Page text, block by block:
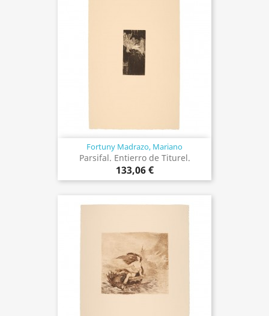
Fortuny Madrazo, Mariano
Parsifal. Entierro de Titurel.
133,06 €